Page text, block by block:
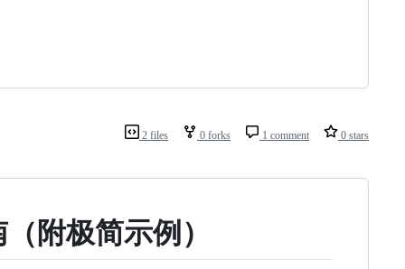
2 files 0 forks 1 comment 0 stars
附极简示例）